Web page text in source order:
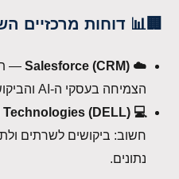
🏢📊 דוחות מרכזיים
☁️ Salesforce (CRM)
—
הצמיחה בעסקי ה-AI והביקוש מצד חברות.
💻 Dell Technologies (DELL)
נתונים.